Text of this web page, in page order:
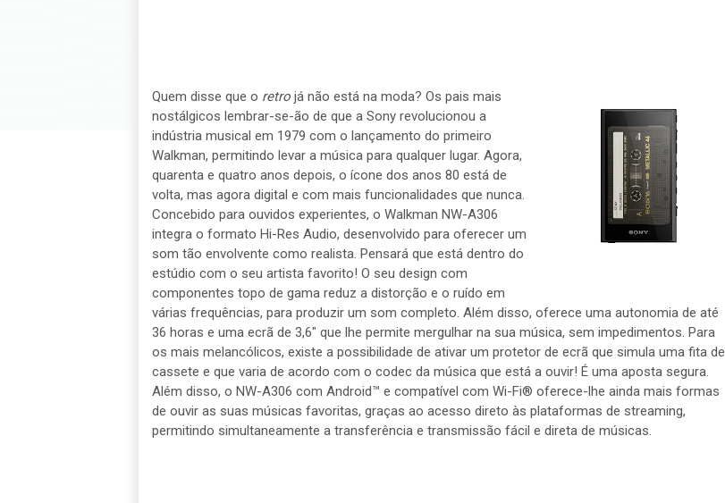
Quem disse que o retro já não está na moda? Os pais mais
nostálgicos lembrar-se-ão de que a Sony revolucionou a
indústria musical em 1979 com o lançamento do primeiro
Walkman, permitindo levar a música para qualquer lugar. Agora,
quarenta e quatro anos depois, o ícone dos anos 80 está de
volta, mas agora digital e com mais funcionalidades que nunca.
Concebido para ouvidos experientes, o Walkman NW-A306
integra o formato Hi-Res Audio, desenvolvido para oferecer um
som tão envolvente como realista. Pensará que está dentro do
estúdio com o seu artista favorito! O seu design com
componentes topo de gama reduz a distorção e o ruído em
várias frequências, para produzir um som completo. Além disso, oferece uma autonomia de até
36 horas e uma ecrã de 3,6" que lhe permite mergulhar na sua música, sem impedimentos. Para
os mais melancólicos, existe a possibilidade de ativar um protetor de ecrã que simula uma fita de
cassete e que varia de acordo com o codec da música que está a ouvir! É uma aposta segura.
Além disso, o NW-A306 com Android™ e compatível com Wi-Fi® oferece-lhe ainda mais formas
de ouvir as suas músicas favoritas, graças ao acesso direto às plataformas de streaming,
permitindo simultaneamente a transferência e transmissão fácil e direta de músicas.